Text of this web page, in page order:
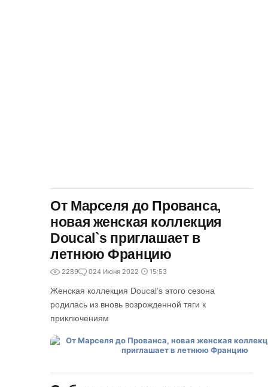
От Марселя до Прованса,
новая женская коллекция
Doucal`s приглашает в
летнюю Францию
2289 024 Июня 2022 15:53
Женская коллекция Doucal’s этого сезона
родилась из вновь возрожденной тяги к
приключениям